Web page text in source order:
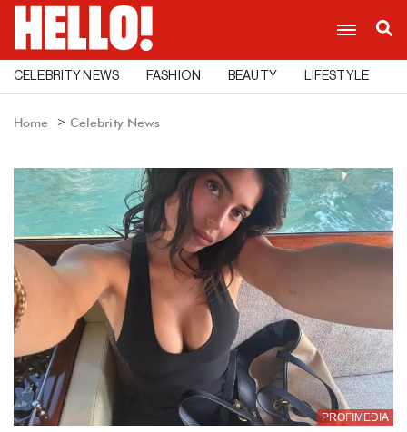
CELEBRITY NEWS FASHION BEAUTY LIFESTYLE
Home Celebrity News
PROFIMEDIA